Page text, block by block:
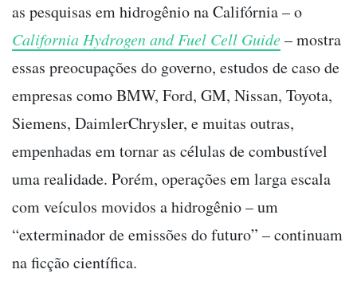
as pesquisas em hidrogênio na Califórnia – o
California Hydrogen and Fuel Cell Guide– mostra
essas preocupações do governo, estudos de caso de
empresas como BMW, Ford, GM, Nissan, Toyota,
Siemens, DaimlerChrysler, e muitas outras,
empenhadas em tornar as células de combustível
uma realidade. Porém, operações em larga escala
com veículos movidos a hidrogênio – um
“exterminador de emissões do futuro” – continuam
na ficção científica.